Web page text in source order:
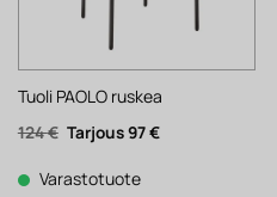
Tuoli PAOLO ruskea
124€ Alkuperäinen
hinta
124 €.
97€Nykyinen
Varastotuote